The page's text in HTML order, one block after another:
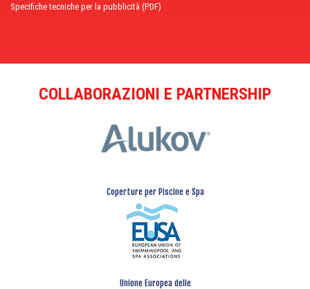
Specifiche tecniche per la pubblicità (PDF)
COLLABORAZIONI E PARTNERSHIP
Coperture per Piscine e Spa
Unione Europea delle